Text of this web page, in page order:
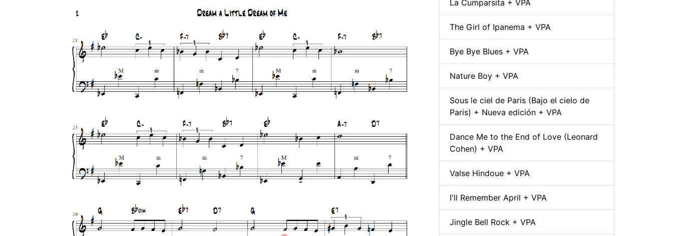
La Cumparsita + VPA
The Girl of Ipanema + VPA
Bye Bye Blues + VPA
Nature Boy + VPA
Sous le ciel de Paris (Bajo el cielo de
Paris) + Nueva edición + VPA
Dance Me to the End of Love (Leonard
Cohen) + VPA
Valse Hindoue + VPA
I'll Remember April + VPA
Jingle Bell Rock + VPA